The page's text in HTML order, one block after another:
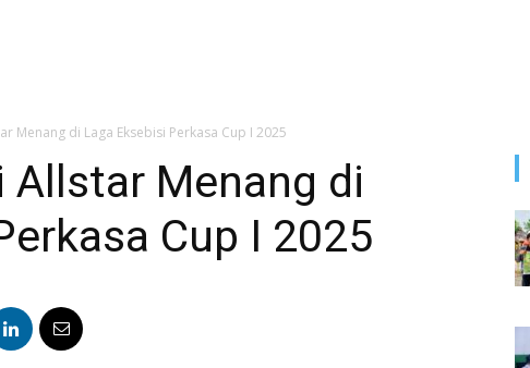
Menang di Laga Eksebisi Perkasa Cup I 2025
Allstar Menang di
Cup I 2025